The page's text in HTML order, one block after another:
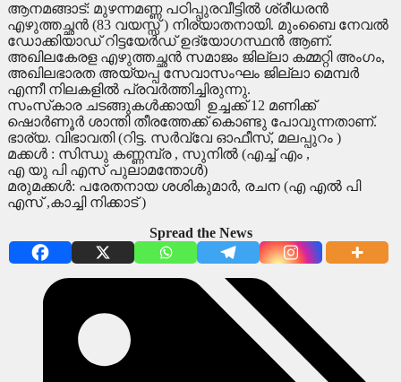
ആനമങ്ങാട്: മുഴന്നമണ്ണ പഠിപ്പുരവീട്ടിൽ ശ്രീധരൻ
എഴുത്തച്ഛൻ (83 വയസ്സ് ) നിര്യാതനായി. മുംബൈ നേവൽ
ഡോക്കിയാഡ് റിട്ടയേർഡ് ഉദ്യോഗസ്ഥൻ ആണ്.
അഖിലകേരള എഴുത്തച്ഛൻ സമാജം ജില്ലാ കമ്മറ്റി അംഗം,
അഖിലഭാരത അയ്യപ്പ സേവാസംഘം ജില്ലാ മെമ്പർ
എന്നീ നിലകളിൽ പ്രവർത്തിച്ചിരുന്നു.
സംസ്‌കാര ചടങ്ങുകൾക്കായി ഉച്ചക്ക് 12 മണിക്ക്
ഷൊർണൂർ ശാന്തി തീരത്തേക്ക് കൊണ്ടു പോവുന്നതാണ്.
ഭാര്യ. വിഭാവതി (റിട്ട. സർവ്വേ ഓഫീസ്, മലപ്പുറം )
മക്കൾ : സിന്ധു കണ്ണമ്പ്ര , സുനിൽ (എച്ച് എം ,
എ യു പി എസ് പുലാമന്തോൾ)
മരുമക്കൾ: പരേതനായ ശശികുമാർ, രചന (എ എൽ പി
എസ് ,കാച്ചി നിക്കാട് )
Spread the News